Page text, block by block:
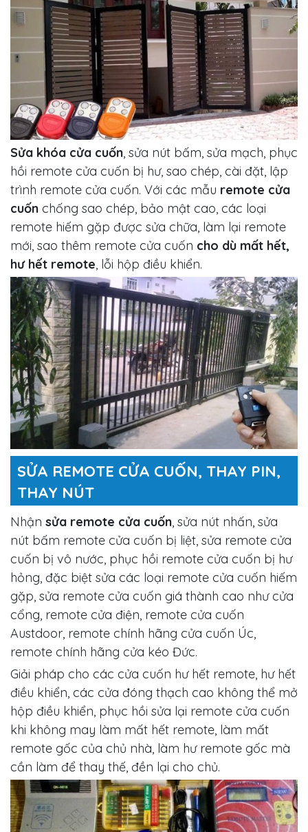
Sửa khóa cửa cuốn , sửa nút bấm, sửa mạch, phục
hồi remote cửa cuốn bị hư, sao chép, cài đặt, lập
trình remote cửa cuốn. Với các mẫu remote cửa
cuốn chống sao chép, bảo mật cao, các loại
remote hiếm gặp được sửa chữa, làm lại remote
mới, sao thêm remote cửa cuốn cho dù mất hết,
hư hết remote , lỗi hộp điều khiển.
SỬA REMOTE CỬA CUỐN, THAY PIN,
THAY NÚT
Nhận sửa remote cửa cuốn, sửa nút nhấn, sửa
nút bấm remote cửa cuốn bị liệt, sửa remote cửa
cuốn bị vô nước, phục hồi remote cửa cuốn bị hư
hỏng, đặc biệt sửa các loại remote cửa cuốn hiếm
gặp, sửa remote cửa cuốn giá thành cao như cửa
cổng, remote cửa điện, remote cửa cuốn
Austdoor, remote chính hãng cửa cuốn Úc,
remote chính hãng cửa kéo Đức.
Giải pháp cho các cửa cuốn hư hết remote, hư hết
điều khiển, các cửa đóng thạch cao không thể mở
hộp điều khiển, phục hồi sửa lại remote cửa cuốn
khi không may làm mất hết remote, làm mất
remote gốc của chủ nhà, làm hư remote gốc mà
cần làm để thay thế, đền lại cho chủ.